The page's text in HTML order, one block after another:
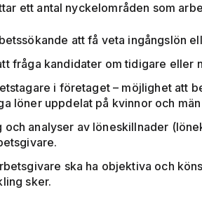
ett antal nyckelområden som
att få veta ingångslön
fråga kandidater om tidigare eller
i företaget – möjlighet att
löner uppdelat på kvinnor och
och analyser av löneskillnader
ska ha objektiva och
sker.